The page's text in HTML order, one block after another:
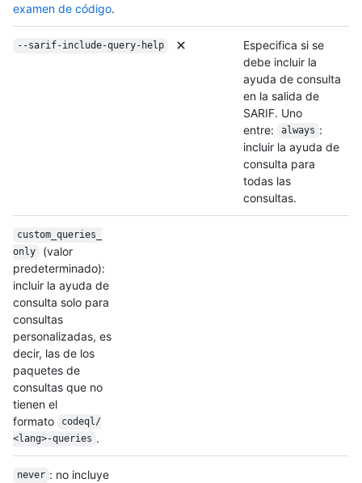
examen de código.
--sarif-include-query-help
Especifica si se
debe incluir la
ayuda de consulta
en la salida de
SARIF. Uno
entre:
always :
incluir la ayuda de
consulta para
todas las
consultas.
custom_queries_
only
(valor
predeterminado):
incluir la ayuda de
consulta solo para
consultas
personalizadas, es
decir, las de los
paquetes de
consultas que no
tienen el
formato
codeql/
<lang>-queries .
never : no incluye